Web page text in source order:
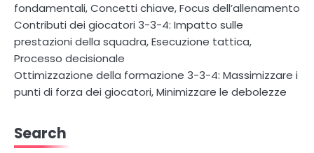
fondamentali, Concetti chiave, Focus dell’allenamento
Contributi dei giocatori 3-3-4: Impatto sulle
prestazioni della squadra, Esecuzione tattica,
Processo decisionale
Ottimizzazione della formazione 3-3-4: Massimizzare i
punti di forza dei giocatori, Minimizzare le debolezze
Search